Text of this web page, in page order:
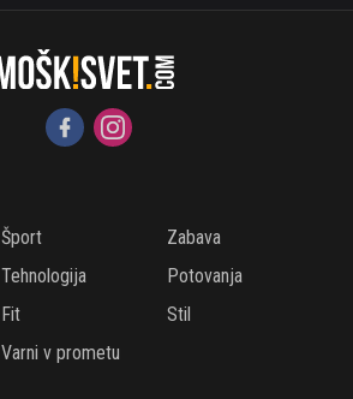
Šport
Zabava
Tehnologija
Potovanja
Fit
Stil
Varni v prometu